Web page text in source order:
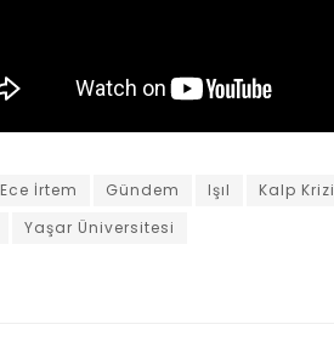
Ece İrtem Gündem Işıl Kalp Krizi
Yaşar Üniversitesi